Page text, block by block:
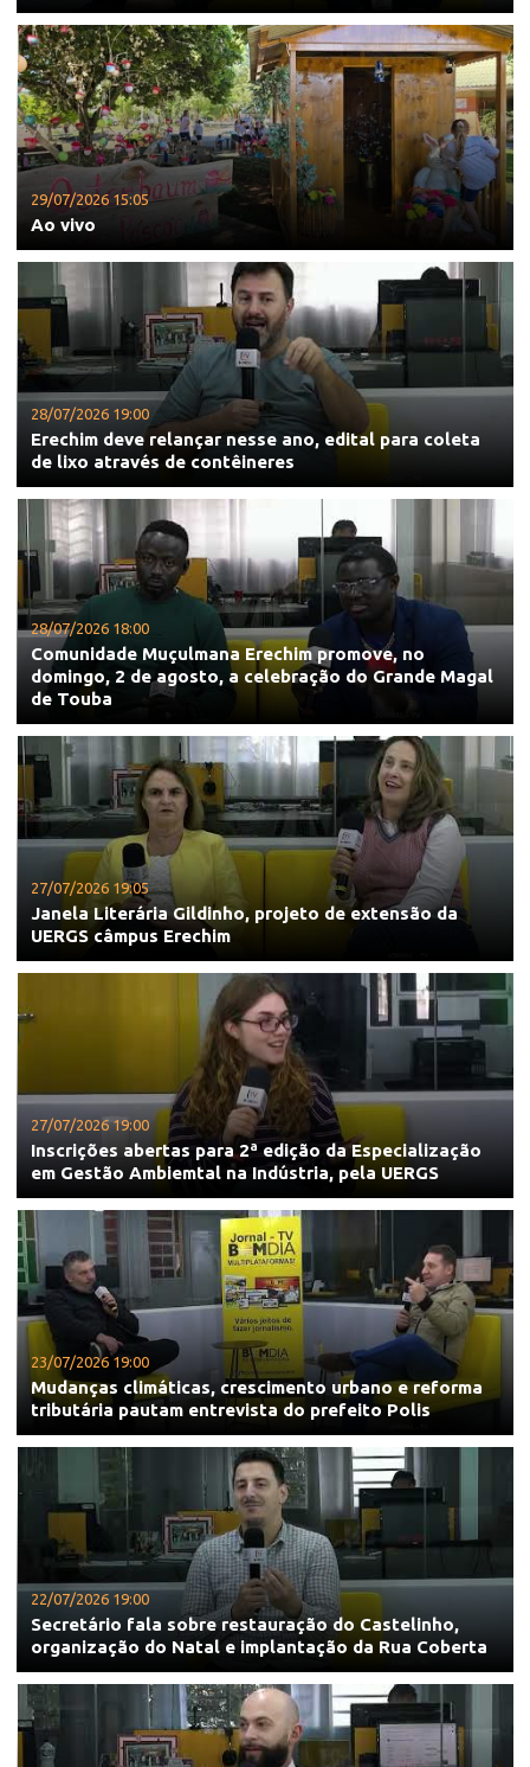
29/07/2026 15:05
Ao vivo
28/07/2026 19:00
Erechim deve relançar nesse ano, edital para coleta
de lixo através de contêineres
28/07/2026 18:00
Comunidade Muçulmana Erechim promove, no
domingo, 2 de agosto, a celebração do Grande Magal
de Touba
27/07/2026 19:05
Janela Literária Gildinho, projeto de extensão da
UERGS câmpus Erechim
27/07/2026 19:00
Inscrições abertas para 2ª edição da Especialização
em Gestão Ambiemtal na Indústria, pela UERGS
23/07/2026 19:00
Mudanças climáticas, crescimento urbano e reforma
tributária pautam entrevista do prefeito Polis
22/07/2026 19:00
Secretário fala sobre restauração do Castelinho,
organização do Natal e implantação da Rua Coberta